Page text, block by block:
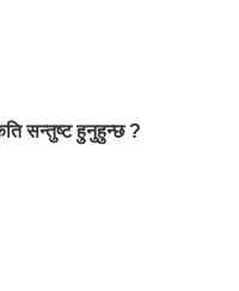
सन्तुष्ट हुनुहुन्छ ?